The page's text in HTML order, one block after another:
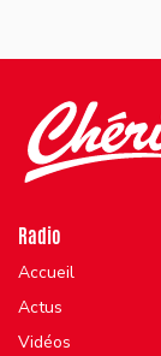
Radio
Accueil
Actus
Vidéos